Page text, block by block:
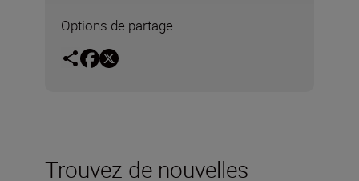
Options de partage
Trouvez de nouvelles